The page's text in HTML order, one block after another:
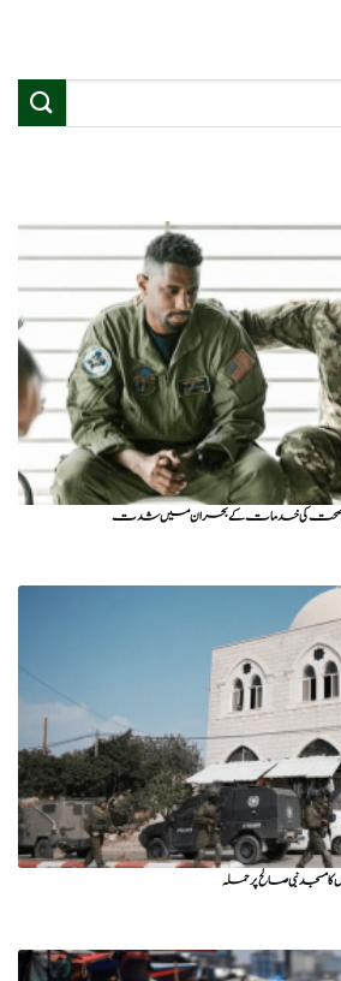
صحت کی خدمات کے بحران میں شدت
مسجد نبی صالح پر حملہ